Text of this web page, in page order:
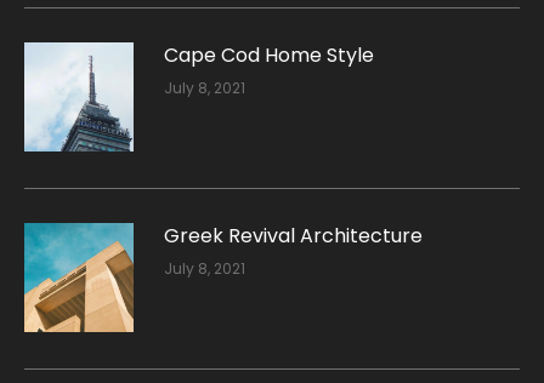
Cape Cod Home Style
July 8, 2021
Greek Revival Architecture
July 8, 2021